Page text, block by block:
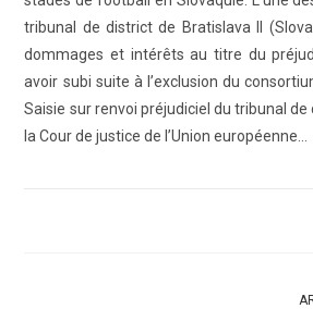
tribunal de district de Bratislava II
dommages et intérêts au titre du
avoir subi suite à l’exclusion du
Saisie sur renvoi préjudiciel du tribunal de
la Cour de justice de l’Union européenne…